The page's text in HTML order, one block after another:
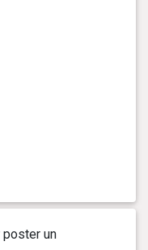
poster un